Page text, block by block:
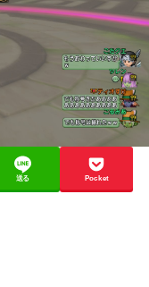
送る Pocket